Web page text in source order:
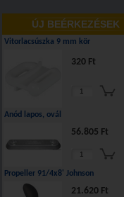
ÚJ BEÉRKEZÉSEK
Vitorlacsúszka 9 mm kör
320 Ft
Anód lapos, ovál
56.805 Ft
Propeller 91/4x8' Johnson
21.620 Ft